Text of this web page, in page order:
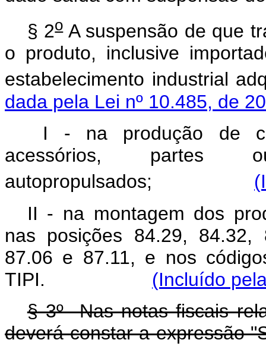
§ 2oA suspensão de que
o produto, inclusive
estabelecimento industrial
dada pela Lei nº 10.485, de
I - na produção de
acessórios, partes
autopropulsados;
II - na montagem dos
nas posições 84.29,
87.06 e 87.11, e nos
TIPI. (Incluído
§ 3º Nas notas fiscais
deverá constar a expressão